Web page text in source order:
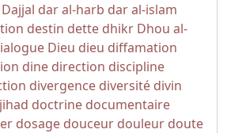
Dajjal dar al-harb dar al-islam
destin dette dhikr Dhou al-
Dieu dieu diffamation
dine direction discipline
divergence diversité divin
doctrine documentaire
dosage douceur douleur doute